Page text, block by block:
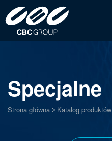
Specjalne
Strona główna Katalog produktów